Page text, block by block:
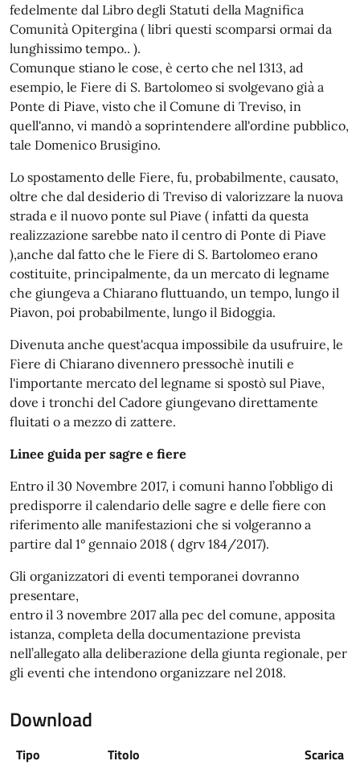
fedelmente dal Libro degli Statuti della Magnifica
Comunità Opitergina ( libri questi scomparsi ormai da
lunghissimo tempo.. ).
Comunque stiano le cose, è certo che nel 1313, ad
esempio, le Fiere di S. Bartolomeo si svolgevano già a
Ponte di Piave, visto che il Comune di Treviso, in
quell'anno, vi mandò a soprintendere all'ordine pubblico,
tale Domenico Brusigino.
Lo spostamento delle Fiere, fu, probabilmente, causato,
oltre che dal desiderio di Treviso di valorizzare la nuova
strada e il nuovo ponte sul Piave ( infatti da questa
realizzazione sarebbe nato il centro di Ponte di Piave
),anche dal fatto che le Fiere di S. Bartolomeo erano
costituite, principalmente, da un mercato di legname
che giungeva a Chiarano fluttuando, un tempo, lungo il
Piavon, poi probabilmente, lungo il Bidoggia.
Divenuta anche quest'acqua impossibile da usufruire, le
Fiere di Chiarano divennero pressochè inutili e
l'importante mercato del legname si spostò sul Piave,
dove i tronchi del Cadore giungevano direttamente
fluitati o a mezzo di zattere.
Linee guida per sagre e fiere
Entro il 30 Novembre 2017, i comuni hanno l’obbligo di
predisporre il calendario delle sagre e delle fiere con
riferimento alle manifestazioni che si volgeranno a
partire dal 1° gennaio 2018 ( dgrv 184/2017).
Gli organizzatori di eventi temporanei dovranno
presentare,
entro il 3 novembre 2017 alla pec del comune, apposita
istanza, completa della documentazione prevista
nell’allegato alla deliberazione della giunta regionale, per
gli eventi che intendono organizzare nel 2018.
Download
Tipo Titolo Scarica